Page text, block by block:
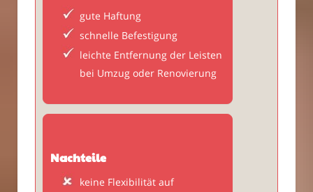
gute Haftung
schnelle Befestigung
leichte Entfernung der Leisten
bei Umzug oder Renovierung
Nachteile
keine Flexibilität auf